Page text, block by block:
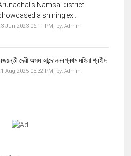
Namsai district
a shining ex...
Jun,2023 06:11 PM, by: Admin
দেৱী অসম আন্দোলনৰ প্ৰথম মহিলা শ্বহীদ
Aug,2025 05:32 PM, by: Admin